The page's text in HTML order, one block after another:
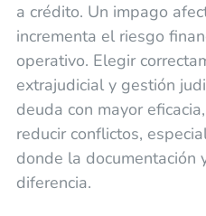
a crédito. Un impago
incrementa el riesgo
operativo. Elegir
extrajudicial y gestión
deuda con mayor
reducir conflictos,
donde la documentación
diferencia.